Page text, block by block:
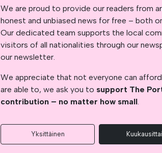
We are proud to provide our readers from
honest and unbiased news for free – both
Our dedicated team supports the local
visitors of all nationalities through our
our newsletter.
We appreciate that not everyone can
are able to, we ask you to support The
contribution – no matter how small.
Yksittäinen